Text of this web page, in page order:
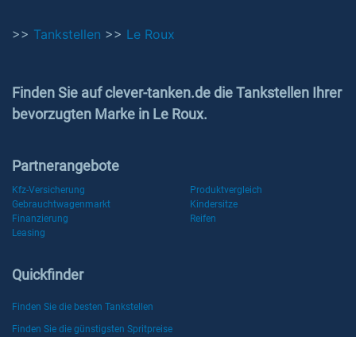
>> Tankstellen >> Le Roux
Finden Sie auf clever-tanken.de die Tankstellen Ihrer
bevorzugten Marke in Le Roux.
Partnerangebote
Kfz-Versicherung
Produktvergleich
Gebrauchtwagenmarkt
Kindersitze
Finanzierung
Reifen
Leasing
Quickfinder
Finden Sie die besten Tankstellen
Finden Sie die günstigsten Spritpreise